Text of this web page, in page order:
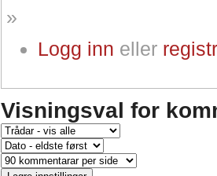
»
Logg inn eller
Visningsval for